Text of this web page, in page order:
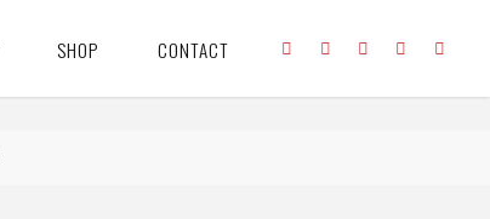
SHOP CONTACT